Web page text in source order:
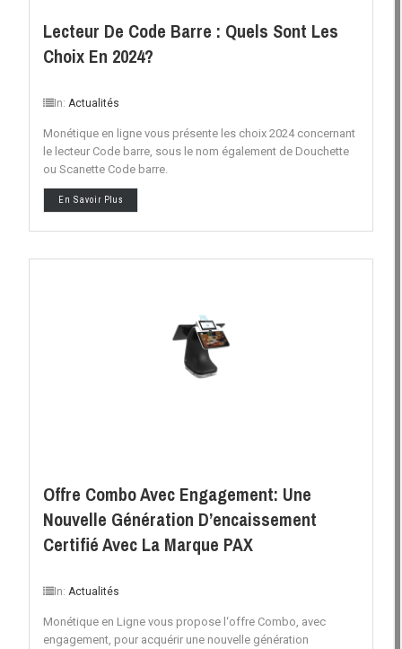
Lecteur De Code Barre : Quels Sont Les
Choix En 2024?
In: Actualités
Monétique en ligne vous présente les choix 2024 concernant
le lecteur Code barre, sous le nom également de Douchette
ou Scanette Code barre.
En Savoir Plus
Offre Combo Avec Engagement: Une
Nouvelle Génération D’encaissement
Certifié Avec La Marque PAX
In:Actualités
Monétique en Ligne vous propose l‘offre Combo, avec
engagement, pour acquérir une nouvelle génération